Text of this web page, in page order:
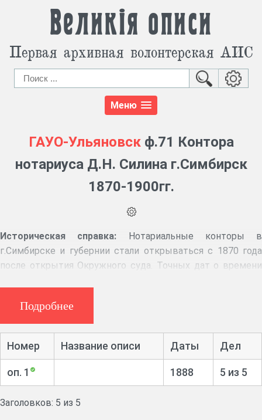
Великія описи
Первая архивная волонтерская АИС
Меню
ГАУО-Ульяновскф.71 Контора
нотариуса Д.Н. Силина г.Симбирск
1870-1900гг.
Историческая справка: Нотариальные конторы в
г.Симбирске и губернии стали открываться с 1870 года
после открытия Окружного суда. Точных дат о времени
Диевского, Кубышкина, Севрюгина, Дроздова,
Максимова, Милованова) прекратили свое
1918гг.). Нотариусы в своей деятельности были
подконтрольны Окружному суду.
данных, закладных на имения.
Подробнее
Номер Название описи Даты Дел
оп. 1 1888 5 из 5
Заголовков: 5 из 5